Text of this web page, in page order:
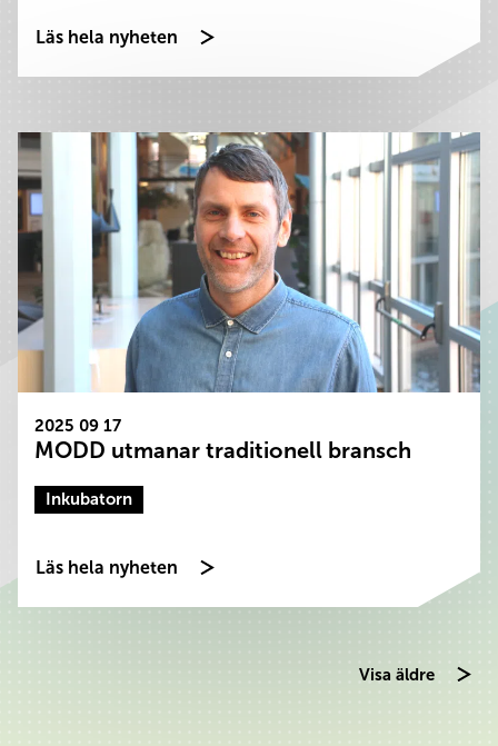
Läs hela nyheten
2025 09 17
MODD utmanar traditionell bransch
Inkubatorn
Läs hela nyheten
Visa äldre